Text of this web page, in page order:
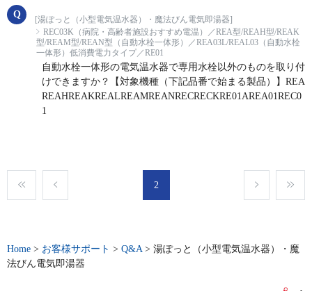
[湯ぽっと（小型電気温水器）・魔法びん電気即湯器]
REC03K（病院・高齢者施設おすすめ電温）／REA型/REAH型/REAK
型/REAM型/REAN型（自動水栓一体形）／REA03L/REAL03（自動水栓
一体形）低消費電力タイプ／RE01
自動水栓一体形の電気温水器で専用水栓以外のものを取り付
けできますか？【対象機種（下記品番で始まる製品）】REA
REAHREAKREALREAMREANRECRECKRE01AREA01REC0
1
2
Home > お客様サポート > Q&A> 湯ぽっと（小型電気温水器）・魔
法びん電気即湯器